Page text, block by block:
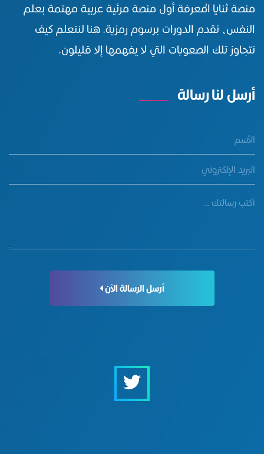
منصة ثنايا المعرفة أول منصة مرئية عربية مهتمة بعلم
النفس، نقدم الدورات برسوم رمزية. هنا لنتعلم كيف
نتجاوز تلك الصعوبات التي لا يفهمها إلا قليلون.
أرسل لنا رسالة
أرسل الرسالة الآن